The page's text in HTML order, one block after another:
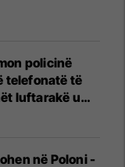
policinë
telefonatë të
luftarakë u
të
në Poloni -